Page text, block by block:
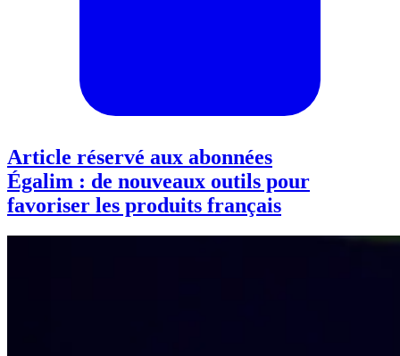
Article réservé aux abonnées
Égalim : de nouveaux outils pour
favoriser les produits français